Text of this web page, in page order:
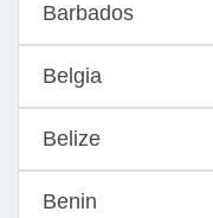
Barbados
Belgia
Belize
Benin